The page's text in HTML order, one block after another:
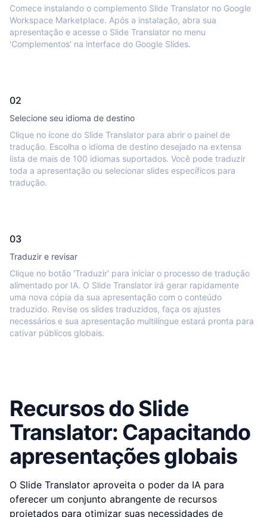
Comece instalando o complemento Slide Translator no Google
Workspace Marketplace. Após a instalação, abra sua
apresentação e acesse o Slide Translator no menu
'Complementos' na interface do Google Slides.
02
Selecione seu idioma de destino
Clique no ícone do Slide Translator para abrir o painel de
tradução. Escolha o idioma de destino desejado na extensa
lista de mais de 100 idiomas suportados. Você pode traduzir
toda a apresentação ou selecionar slides específicos para
tradução.
03
Traduzir e revisar
Clique no botão 'Traduzir' para iniciar o processo de tradução
alimentado por IA. O Slide Translator irá gerar rapidamente
uma nova cópia da sua apresentação com o conteúdo
traduzido. Revise os slides traduzidos, faça os ajustes
necessários e sua apresentação multilíngue estará pronta para
cativar públicos globais.
Recursos do Slide
Translator: Capacitando
apresentações globais
O Slide Translator aproveita o poder da IA para
oferecer um conjunto abrangente de recursos
projetados para otimizar suas necessidades de